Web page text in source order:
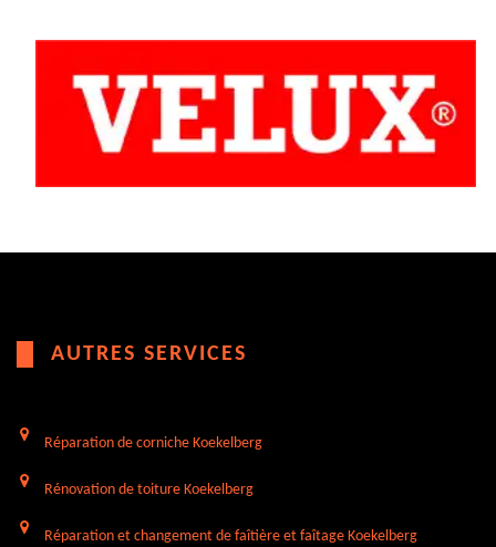
AUTRES SERVICES
Réparation de corniche Koekelberg
Rénovation de toiture Koekelberg
Réparation et changement de faîtière et faîtage Koekelberg